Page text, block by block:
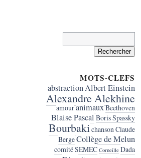
MOTS-CLEFS
abstractionAlbert Einstein
Alexandre Alekhine
amouranimauxBeethoven
Blaise Pascal Boris Spassky
BourbakichansonClaude
BergeCollège de Melun
comité SEMEC Corneille Dada